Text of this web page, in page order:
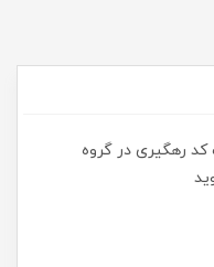
رهگیری در گروه